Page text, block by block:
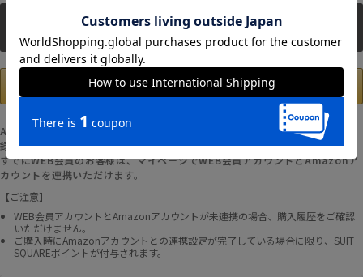
新規会員登録
Amazonアカウントの登録情報を使用して、お支払いおよび新規WEB会員登
録が可能です。
すでにWEB会員のお客様は、マイページでWEB会員アカウントとAmazonア
カウントを連携いただけます。
【ご注意】
WEB会員アカウントとAmazonアカウントが未連携の場合、購入履歴をご確認
いただけません。
ご購入時にAmazonアカウントとの連携設定が完了している場合に限り、SUIT
SQUAREポイントが付与されます。